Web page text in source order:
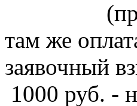
там же
заявочный
1000 руб. -